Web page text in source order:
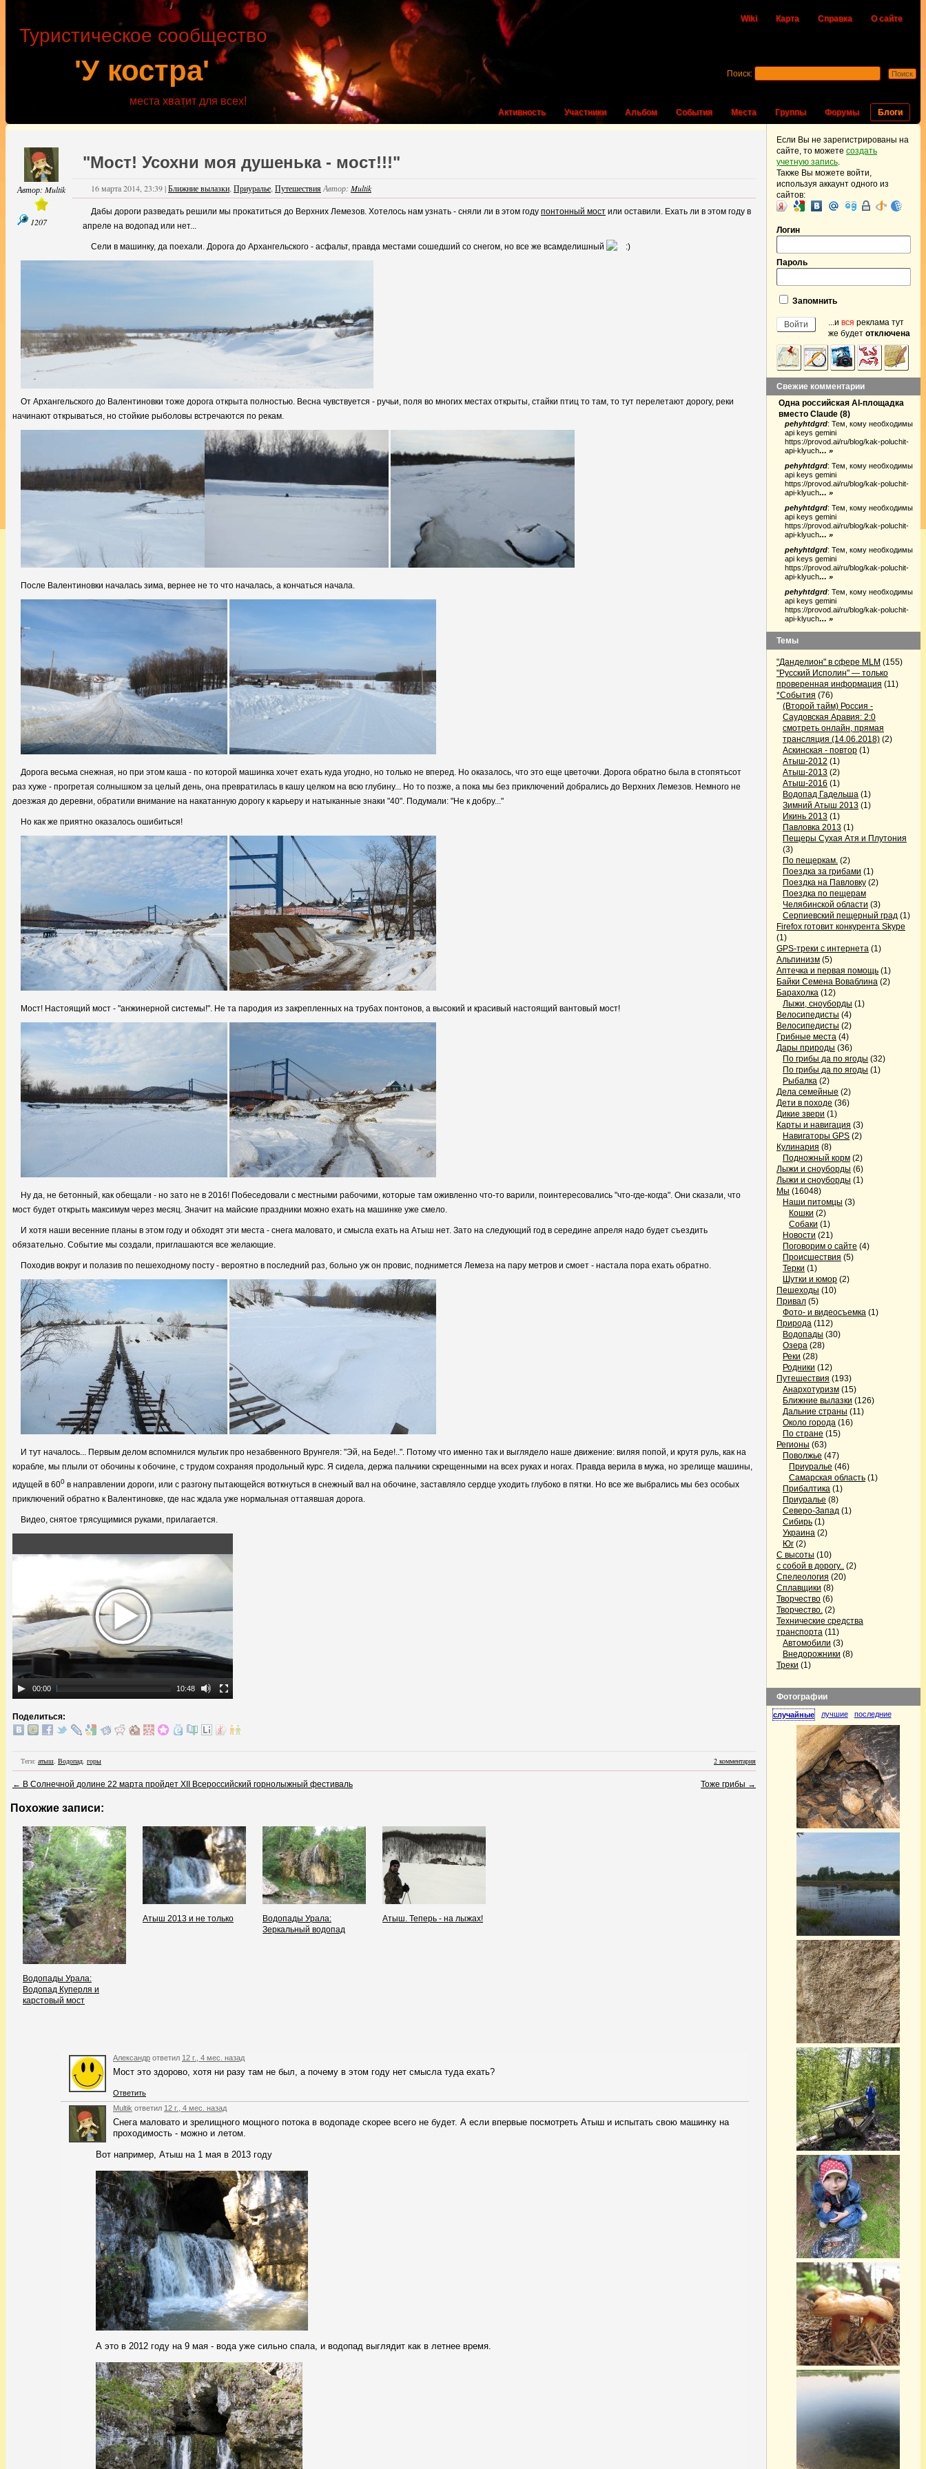
Wiki Карта Справка О сайте
'У костра'
Туристическое сообщество
места хватит для всех!
Активность Участники Альбом События Места Группы Форумы Блоги
Поиск:
Автор: Multik
1207
"Мост! Усохни моя душенька - мост!!!"
16 марта 2014, 23:39|Ближние вылазки Приуралье ПутешествияАвтор: Multik
Дабы дороги разведать решили мы прокатиться до Верхних Лемезов. Хотелось нам узнать - сняли ли в этом году понтонный мост или оставили. Ехать ли в этом году в
апреле на водопад или нет...
Сели в машинку, да поехали. Дорога до Архангельского - асфальт, правда местами сошедший со снегом, но все же всамделишный
От Архангельского до Валентиновки тоже дорога открыта полностью. Весна чувствуется - ручьи, поля во многих местах открыты, стайки птиц то там, то тут перелетают дорогу, реки
начинают открываться, но стойкие рыболовы встречаются по рекам.
После Валентиновки началась зима, вернее не то что началась, а кончаться начала.
Дорога весьма снежная, но при этом каша - по которой машинка хочет ехать куда угодно, но только не вперед. Но оказалось, что это еще цветочки. Дорога обратно была в стопятьсот
раз хуже - прогретая солнышком за целый день, она превратилась в кашу целком на всю глубину... Но то позже, а пока мы без приключений добрались до Верхних Лемезов. Немного не
доезжая до деревни, обратили внимание на накатанную дорогу к карьеру и натыканные знаки "40". Подумали: "Не к добру..."
Но как же приятно оказалось ошибиться!
Мост! Настоящий мост - "анжинерной системы!". Не та пародия из закрепленных на трубах понтонов, а высокий и красивый настоящий вантовый мост!
Ну да, не бетонный, как обещали - но зато не в 2016! Побеседовали с местными рабочими, которые там оживленно что-то варили, поинтересовались "что-где-когда". Они сказали, что
мост будет открыть максимум через месяц. Значит на майские праздники можно ехать на машинке уже смело.
И хотя наши весенние планы в этом году и обходят эти места - снега маловато, и смысла ехать на Атыш нет. Зато на следующий год в середине апреля надо будет съездить
обязательно. Событие мы создали, приглашаются все желающие.
Походив вокруг и полазив по пешеходному посту - вероятно в последний раз, больно уж он провис, поднимется Лемеза на пару метров и смоет - настала пора ехать обратно.
И тут началось... Первым делом вспомнился мультик про незабвенного Врунгеля: "Эй, на Беде!..". Потому что именно так и выглядело наше движение: виляя попой, и крутя руль, как на
корабле, мы плыли от обочины к обочине, с трудом сохраняя продольный курс. Я сидела, держа пальчики скрещенными на всех руках и ногах. Правда верила в мужа, но зрелище машины,
идущей в 600 в направлении дороги, или с разгону пытающейся воткнуться в снежный вал на обочине, заставляло сердце уходить глубоко в пятки. Но все же выбрались мы без особых
приключений обратно к Валентиновке, где нас ждала уже нормальная оттаявшая дорога.
Видео, снятое трясущимися руками, прилагается.
00:00 10:48
Поделиться:
Теги: атыш, Водопад, горы 2 комментария
← В Солнечной долине 22 марта пройдет XII Всероссийский горнолыжный фестиваль Тоже грибы →
Похожие записи:
Водопады Урала:
Водопад Куперля и
карстовый мост
Атыш 2013 и не только
Водопады Урала:
Зеркальный водопад
Атыш. Теперь - на лыжах!
Александр ответил 12 г., 4 мес. назад
Мост это здорово, хотя ни разу там не был, а почему в этом году нет смысла туда ехать?
Ответить
Multik ответил 12 г., 4 мес. назад
Снега маловато и зрелищного мощного потока в водопаде скорее всего не будет. А если впервые посмотреть Атыш и испытать свою машинку на
проходимость - можно и летом.
Вот например, Атыш на 1 мая в 2013 году
А это в 2012 году на 9 мая - вода уже сильно спала, и водопад выглядит как в летнее время.
Если Вы не зарегистрированы на
сайте, то можете создать
учетную запись.
Также Вы можете войти,
используя аккаунт одного из
сайтов:
Логин
Пароль
Запомнить
...и вся реклама тут
же будет отключена
Свежие комментарии
Одна российская AI-площадка
вместо Claude (8)
pehyhtdgrd: Тем, кому необходимы
api keys gemini
https://provod.ai/ru/blog/kak-poluchit-
api-klyuch… »
pehyhtdgrd: Тем, кому необходимы
api keys gemini
https://provod.ai/ru/blog/kak-poluchit-
api-klyuch… »
pehyhtdgrd: Тем, кому необходимы
api keys gemini
https://provod.ai/ru/blog/kak-poluchit-
api-klyuch… »
pehyhtdgrd: Тем, кому необходимы
api keys gemini
https://provod.ai/ru/blog/kak-poluchit-
api-klyuch… »
pehyhtdgrd: Тем, кому необходимы
api keys gemini
https://provod.ai/ru/blog/kak-poluchit-
api-klyuch… »
Темы
"Данделион" в сфере MLM (155)
"Русский Исполин" — только
проверенная информация (11)
*События (76)
(Второй тайм) Россия -
Саудовская Аравия: 2:0
смотреть онлайн, прямая
трансляция (14.06.2018) (2)
Аскинская - повтор (1)
Атыш-2012 (1)
Атыш-2013 (2)
Атыш-2016 (1)
Водопад Гадельша (1)
Зимний Атыш 2013 (1)
Икинь 2013 (1)
Павловка 2013 (1)
Пещеры Сухая Атя и Плутония
(3)
По пещеркам. (2)
Поездка за грибами (1)
Поездка на Павловку (2)
Поездка по пещерам
Челябинской области (3)
Серпиевский пещерный град (1)
Firefox готовит конкурента Skype
(1)
GPS-треки с интернета (1)
Альпинизм (5)
Аптечка и первая помощь (1)
Байки Семена Воваблина (2)
Барахолка (12)
Лыжи, сноуборды (1)
Велосипедисты (4)
Велосипедисты (2)
Грибные места (4)
Дары природы (36)
По грибы да по ягоды (32)
По грибы да по ягоды (1)
Рыбалка (2)
Дела семейные (2)
Дети в походе (36)
Дикие звери (1)
Карты и навигация (3)
Навигаторы GPS (2)
Кулинария (8)
Подножный корм (2)
Лыжи и сноуборды (6)
Лыжи и сноуборды (1)
Мы (16048)
Наши питомцы (3)
Кошки (2)
Собаки (1)
Новости (21)
Поговорим о сайте (4)
Происшествия (5)
Терки (1)
Шутки и юмор (2)
Пешеходы (10)
Привал (5)
Фото- и видеосъемка (1)
Природа (112)
Водопады (30)
Озера (28)
Реки (28)
Родники (12)
Путешествия (193)
Анархотуризм (15)
Ближние вылазки (126)
Дальние страны (11)
Около города (16)
По стране (15)
Регионы (63)
Поволжье (47)
Приуралье (46)
Самарская область (1)
Прибалтика (1)
Приуралье (8)
Северо-Запад (1)
Сибирь (1)
Украина (2)
Юг (2)
С высоты (10)
с собой в дорогу.. (2)
Спелеология (20)
Сплавщики (8)
Творчество (6)
Творчество. (2)
Технические средства
транспорта (11)
Автомобили (3)
Внедорожники (8)
Треки (1)
Фотографии
случайные лучшие последние